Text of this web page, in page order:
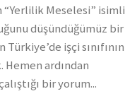
“Yerlilik Meselesi” isimli
düşündüğümüz bir
işçi sınıfının
ardından
bir yorum...